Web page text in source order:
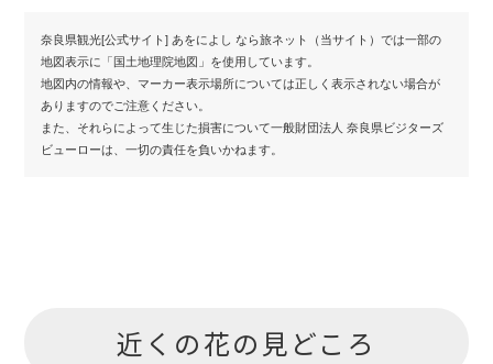
奈良県観光[公式サイト] あをによし なら旅ネット（当サイト）では一部の
地図表示に「国土地理院地図」を使用しています。
地図内の情報や、マーカー表示場所については正しく表示されない場合が
ありますのでご注意ください。
また、それらによって生じた損害について一般財団法人 奈良県ビジターズ
ビューローは、一切の責任を負いかねます。
近くの花の見どころ